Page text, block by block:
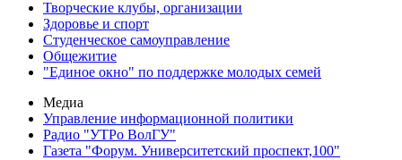
Творческие клубы, организации
Здоровье и спорт
Студенческое самоуправление
Общежитие
"Единое окно" по поддержке молодых семей
Медиа
Управление информационной политики
Радио "УТРо ВолГУ"
Газета "Форум. Университетский проспект,100"